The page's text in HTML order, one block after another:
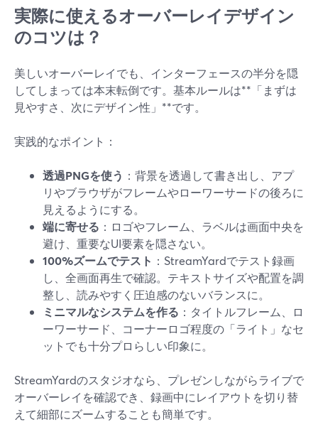
実際に使えるオーバーレイデザイン
のコツは？
美しいオーバーレイでも、インターフェースの半分を隠
してしまっては本末転倒です。基本ルールは**「まずは
見やすさ、次にデザイン性」**です。
実践的なポイント：
透過PNGを使う ：背景を透過して書き出し、アプ
リやブラウザがフレームやローワーサードの後ろに
見えるようにする。
端に寄せる ：ロゴやフレーム、ラベルは画面中央を
避け、重要なUI要素を隠さない。
100%ズームでテスト ：StreamYardでテスト録画
し、全画面再生で確認。テキストサイズや配置を調
整し、読みやすく圧迫感のないバランスに。
ミニマルなシステムを作る ：タイトルフレーム、ロ
ーワーサード、コーナーロゴ程度の「ライト」なセ
ットでも十分プロらしい印象に。
StreamYardのスタジオなら、プレゼンしながらライブで
オーバーレイを確認でき、録画中にレイアウトを切り替
えて細部にズームすることも簡単です。